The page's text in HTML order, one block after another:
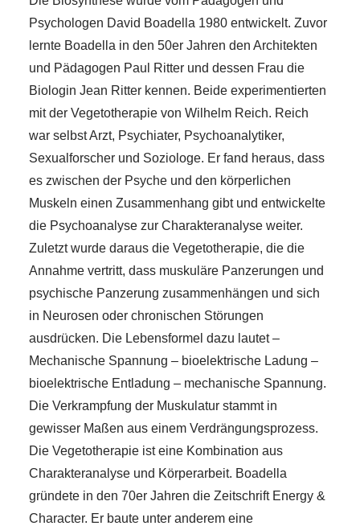
Psychologen David Boadella 1980 entwickelt. Zuvor
lernte Boadella in den 50er Jahren den Architekten
und Pädagogen Paul Ritter und dessen Frau die
Biologin Jean Ritter kennen. Beide experimentierten
mit der Vegetotherapie von Wilhelm Reich. Reich
war selbst Arzt, Psychiater, Psychoanalytiker,
Sexualforscher und Soziologe. Er fand heraus, dass
es zwischen der Psyche und den körperlichen
Muskeln einen Zusammenhang gibt und entwickelte
die Psychoanalyse zur Charakteranalyse weiter.
Zuletzt wurde daraus die Vegetotherapie, die die
Annahme vertritt, dass muskuläre Panzerungen und
psychische Panzerung zusammenhängen und sich
in Neurosen oder chronischen Störungen
ausdrücken. Die Lebensformel dazu lautet –
Mechanische Spannung – bioelektrische Ladung –
bioelektrische Entladung – mechanische Spannung.
Die Verkrampfung der Muskulatur stammt in
gewisser Maßen aus einem Verdrängungsprozess.
Die Vegetotherapie ist eine Kombination aus
Charakteranalyse und Körperarbeit. Boadella
gründete in den 70er Jahren die Zeitschrift Energy &
Character. Er baute unter anderem eine